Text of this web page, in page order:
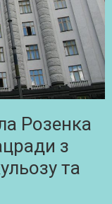
Розенка
з
та